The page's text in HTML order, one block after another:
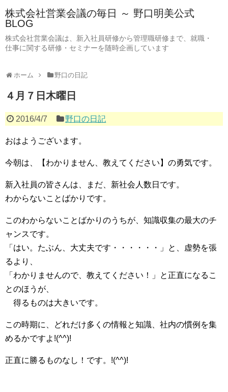
株式会社営業会議の毎日 ～ 野口明美公式
BLOG
株式会社営業会議は、新入社員研修から管理職研修まで、就職・
仕事に関する研修・セミナーを随時企画しています
ホーム 野口の日記
４月７日木曜日
2016/4/7 野口の日記
おはようございます。
今朝は、【わかりません、教えてください】の勇気です。
新入社員の皆さんは、まだ、新社会人数日です。
わからないことばかりです。
このわからないことばかりのうちが、知識収集の最大のチ
ャンスです。
「はい。たぶん、大丈夫です・・・・・・」と、虚勢を張
るより、
「わかりませんので、教えてください！」と正直になるこ
とのほうが、
得るものは大きいです。
この時期に、どれだけ多くの情報と知識、社内の慣例を集
めるかですよ!(^^)!
正直に勝るものなし！です。!(^^)!